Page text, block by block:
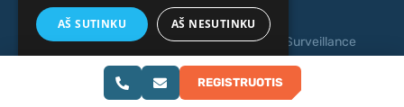
REGISTRUOTIS
Copyright 2026, iVF Riga.
Privatumo politika | Terminai ir sąlygos | Video Surveillance
Svetainės kūrimas:
AŠ SUTINKU AŠ NESUTINKU
PARODYTI DETALIAU